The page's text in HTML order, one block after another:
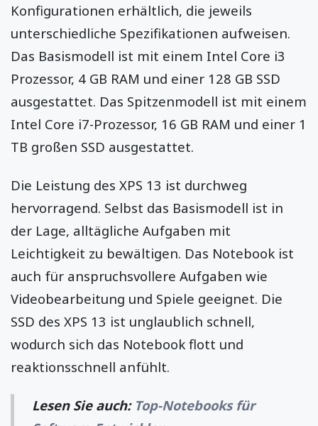
Konfigurationen erhältlich, die jeweils
unterschiedliche Spezifikationen aufweisen.
Das Basismodell ist mit einem Intel Core i3
Prozessor, 4 GB RAM und einer 128 GB SSD
ausgestattet. Das Spitzenmodell ist mit einem
Intel Core i7-Prozessor, 16 GB RAM und einer 1
TB großen SSD ausgestattet.
Die Leistung des XPS 13 ist durchweg
hervorragend. Selbst das Basismodell ist in
der Lage, alltägliche Aufgaben mit
Leichtigkeit zu bewältigen. Das Notebook ist
auch für anspruchsvollere Aufgaben wie
Videobearbeitung und Spiele geeignet. Die
SSD des XPS 13 ist unglaublich schnell,
wodurch sich das Notebook flott und
reaktionsschnell anfühlt.
Lesen Sie auch:Top-Notebooks für